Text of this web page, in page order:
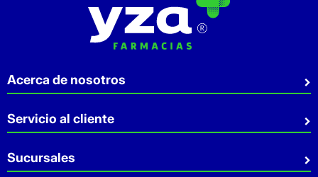
Acerca de nosotros
Quiénes somos
Sostenibilidad
Aviso de privacidad
Servicio al cliente
Preguntas Frecuentes
Sucursales